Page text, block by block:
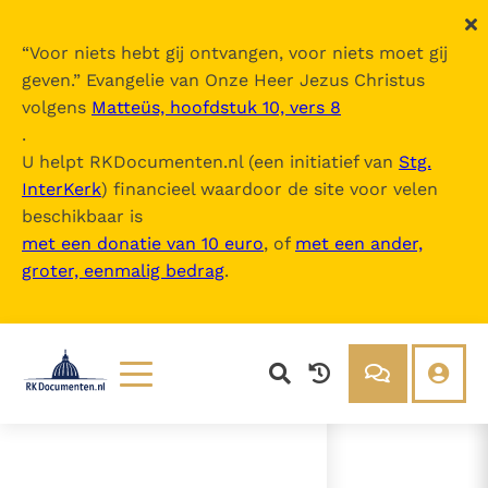
“Voor niets hebt gij ontvangen, voor niets moet gij
geven.” Evangelie van Onze Heer Jezus Christus
volgens Matteüs, hoofdstuk 10, vers 8
.
U helpt RKDocumenten.nl (een initiatief van Stg.
InterKerk) financieel waardoor de site voor velen
beschikbaar is
met een donatie van 10 euro, of met een ander,
groter, eenmalig bedrag.
Over ons
Exsul Familia Nazarethana
Inhoudsopgave
uitklappen
- DEEL -1 Inleiding
de Kerk voor de emigranten
- DEEL 2 Normen voor de
geestelijke verzorging van de
emigranten